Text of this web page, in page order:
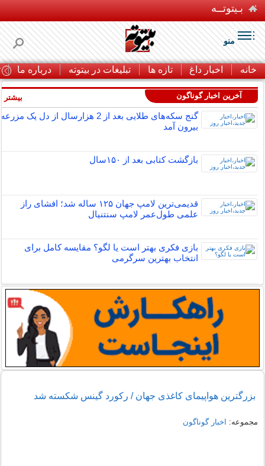
بـیتوتــه
منو
خانه اخبار داغ تازه ها تبلیغات در بیتوته درباره ما
آخرین اخبار گوناگون
گنج سکه‌های طلایی بعد از 2 هزارسال از دل یک مزرعه
بیرون آمد
بازگشت کتابی بعد از ۱۵۰سال
قدیمی‌ترین لامپ جهان ۱۲۵ ساله شد؛ افشای راز
علمی طول‌عمر لامپ سنتنیال
بازی فکری بهتر است یا لگو؟ مقایسه کامل برای
انتخاب بهترین سرگرمی
بیشتر
بزرگترین هواپیمای کاغذی جهان / رکورد گینس شکسته شد
مجموعه: اخبار گوناگون